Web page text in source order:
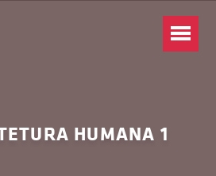
HUMANA 1